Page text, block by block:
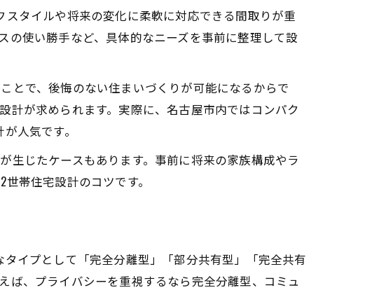
環境
の提案
ント
紹介
工夫
設計
え方
例
ント
タイルや将来の変化に柔軟に対応できる間取りが重
使い勝手など、具体的なニーズを事前に整理して設
とで、後悔のない住まいづくりが可能になるからで
計が求められます。実際に、名古屋市内ではコンパク
人気です。
生じたケースもあります。事前に将来の家族構成やラ
帯住宅設計のコツです。
イプとして「完全分離型」「部分共有型」「完全共有
ば、プライバシーを重視するなら完全分離型、コミュ